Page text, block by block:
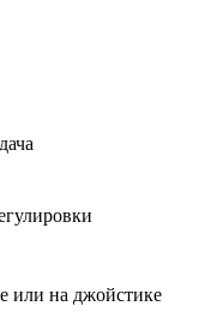
или на джойстике